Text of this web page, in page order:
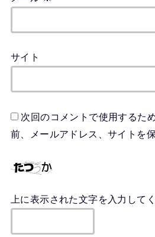
サイト
次回のコメントで使用するた
前、メールアドレス、サイトを保
上に表示された文字を入力して